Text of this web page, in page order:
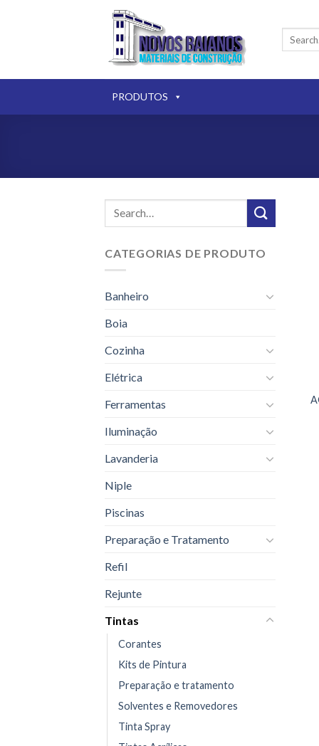
PRODUTOS
Search
CATEGORIAS DE PRODUTO
Banheiro
Boia
Cozinha
Elétrica
Ferramentas
Iluminação
Lavanderia
Niple
Piscinas
Preparação e Tratamento
Refil
Rejunte
Tintas
Corantes
Kits de Pintura
Preparação e tratamento
Solventes e Removedores
Tinta Spray